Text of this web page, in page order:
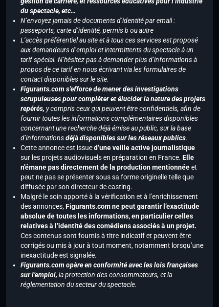
du spectacle, etc…
N’envoyez jamais de documents d’identité par email :
passeports, carte d’identité, permis b ou autre
L’accès préférentiel au site et à tous ces services est proposé
aux demandeurs d’emploi et intermittents du spectacle à un
tarif spécial. N’hésitez pas à demander plus d’informations à
propos de ce tarif en nous écrivant via les formulaires de
contact disponibles sur le site.
Figurants.com s’efforce de mener des investigations
scrupuleuses pour compléter et élucider la nature des projets
repérés, y compris ceux qui peuvent être confidentiels, afin de
fournir toutes les informations complémentaires disponibles
concernant une recherche déjà émise au public, sur la base
d’informationsdéjà disponibles sur les réseaux publics.
Cette annonce est issued’une veille active journalistique
sur les projets audiovisuels en préparation en France. Elle
n’émane pas directement de la production mentionnéeet
peut ne pas se présenter sous sa forme originelle telle que
diffusée par son directeur de casting.
Malgré le soin apporté à la vérification et à l’enrichissement
des annonces,Figurants.com ne peut garantir l’exactitude
absolue de toutes les informations, en particulier celles
relatives à l’identité des comédiens associés à un projet.
Ces contenus sont fournis à titre indicatif et peuvent être
corrigés ou mis à jour à tout moment, notamment lorsqu’une
inexactitude est signalée.
Figurants.com opère en conformité avec les lois françaises
sur l’emploi, la protection des consommateurs, et la
réglementation du secteur du spectacle.